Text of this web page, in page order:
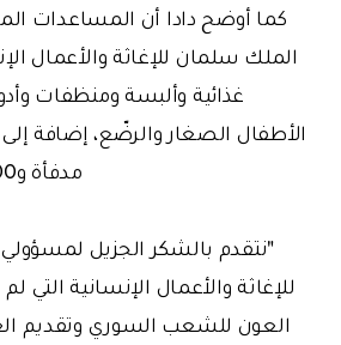
كما أوضح دادا أن المساعدات
الملك سلمان للإغاثة والأعمال
غذائية وألبسة ومنظفات
مدفأة و9200 بطانية واضاف:
"نتقدم بالشكر الجزيل
للإغاثة والأعمال الإنسانية التي
العون للشعب السوري وتقديم